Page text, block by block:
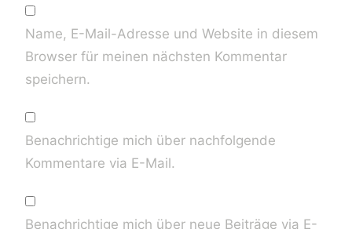
Name, E-Mail-Adresse und Website in diesem
Browser für meinen nächsten Kommentar
speichern.
Benachrichtige mich über nachfolgende
Kommentare via E-Mail.
Benachrichtige mich über neue Beiträge via E-